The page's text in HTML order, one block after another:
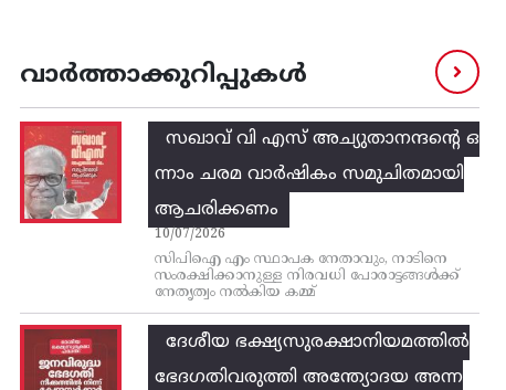
വാർത്താക്കുറിപ്പുകൾ
സഖാവ് വി എസ്‌ അച്യുതാനന്ദന്റെ ഒ
ന്നാം ചരമ വാര്‍ഷികം സമുചിതമായി
ആചരിക്കണം
10/07/2026
സിപിഐ എം സ്ഥാപക നേതാവും, നാടിനെ
സംരക്ഷിക്കാനുള്ള നിരവധി പോരാട്ടങ്ങള്‍ക്ക്‌
നേതൃത്വം നല്‍കിയ കമ്മ്
ദേശീയ ഭക്ഷ്യസുരക്ഷാനിയമത്തിൽ
ഭേദഗതിവരുത്തി അന്ത്യോദയ അന്ന